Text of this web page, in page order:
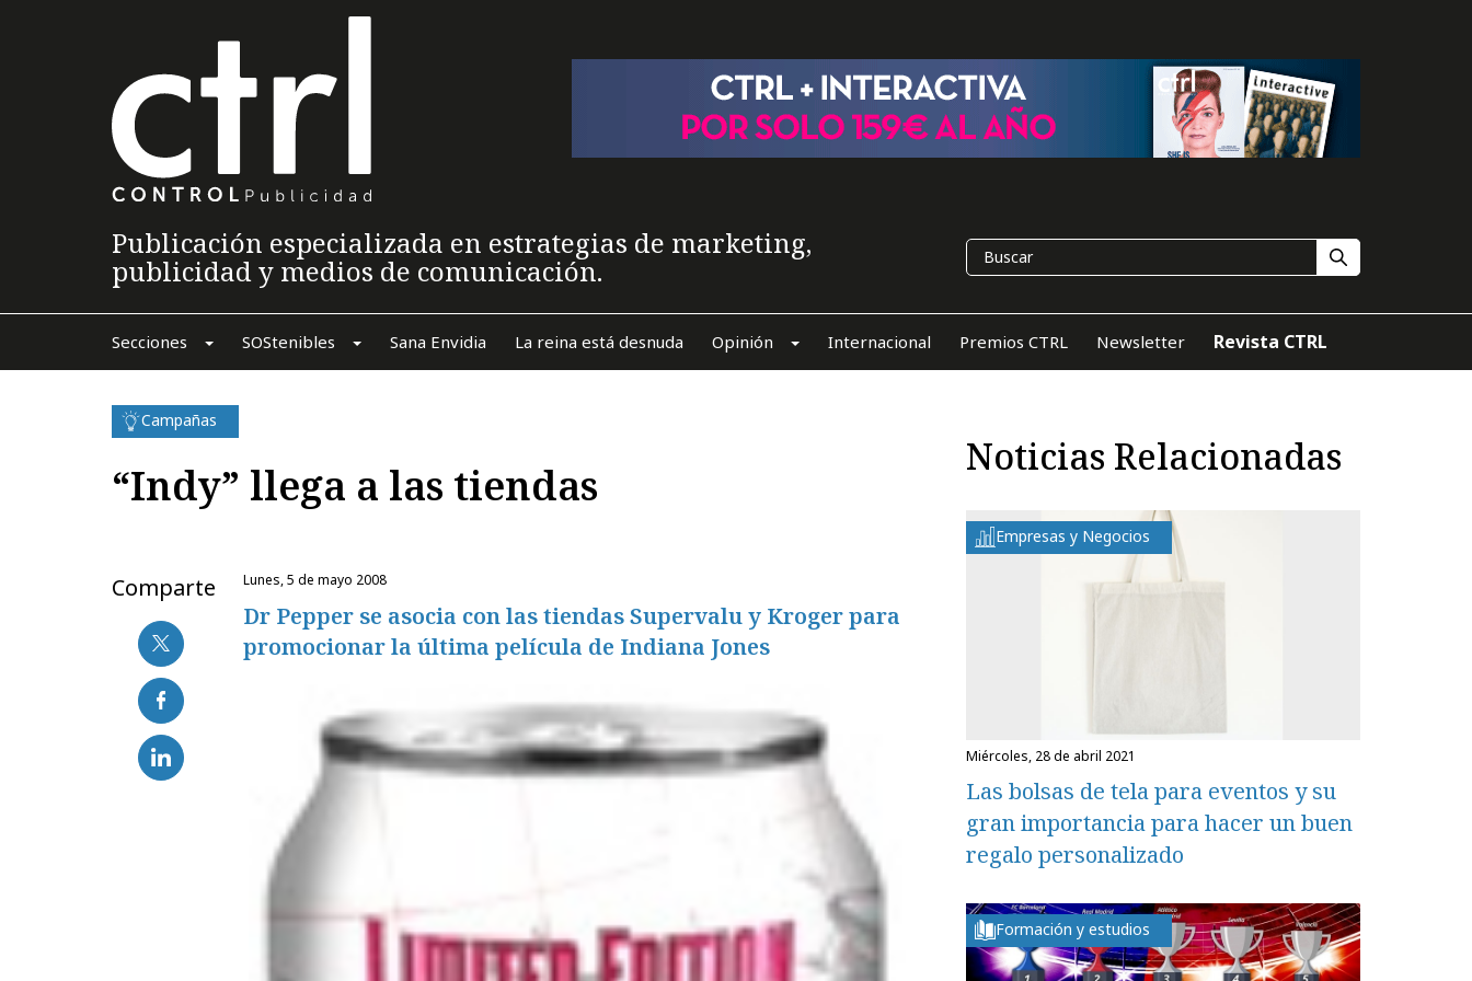
Publicación especializada en estrategias de marketing,
publicidad y medios de comunicación.
Secciones SOStenibles Sana Envidia La reina está desnuda Opinión Internacional Premios CTRL Newsletter Revista CTRL
Campañas
“Indy” llega a las tiendas
Comparte lunes, 5 de mayo 2008
Dr Pepper se asocia con las tiendas Supervalu y Kroger para
promocionar la última película de Indiana Jones
Noticias Relacionadas
Empresas y Negocios
miércoles, 28 de abril 2021
Las bolsas de tela para eventos y su
gran importancia para hacer un buen
regalo personalizado
Formación y estudios